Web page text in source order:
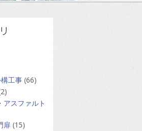
工事 (66)
アスファルト
扉 (15)